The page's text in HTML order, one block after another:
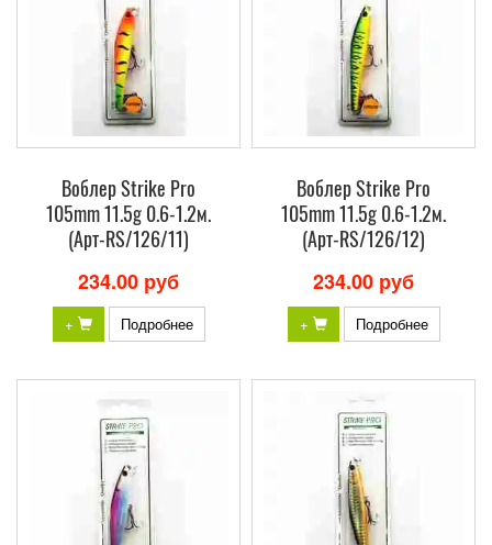
Воблер Strike Pro
105mm 11.5g 0.6-1.2м.
(Арт-RS/126/11)
234.00 руб
+ Подробнее
Воблер Strike Pro
105mm 11.5g 0.6-1.2м.
(Арт-RS/126/12)
234.00 руб
+ Подробнее